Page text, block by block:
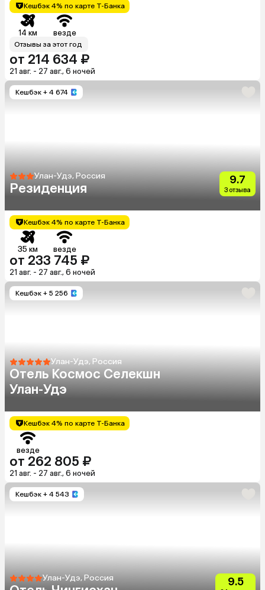
Кешбэк 4% по карте Т-Банка
14 км везде
Отзывы за этот год
от 214 634 ₽
21 авг. - 27 авг., 6 ночей
Кешбэк + 4 674
Улан-Удэ, Россия
Резиденция
9.7
3 отзыва
Кешбэк 4% по карте Т-Банка
35 км везде
от 233 745 ₽
21 авг. - 27 авг., 6 ночей
Кешбэк + 5 256
Улан-Удэ, Россия
Отель Космос Селекшн
Улан-Удэ
Кешбэк 4% по карте Т-Банка
везде
от 262 805 ₽
21 авг. - 27 авг., 6 ночей
Кешбэк + 4 543
Улан-Удэ, Россия 9.5